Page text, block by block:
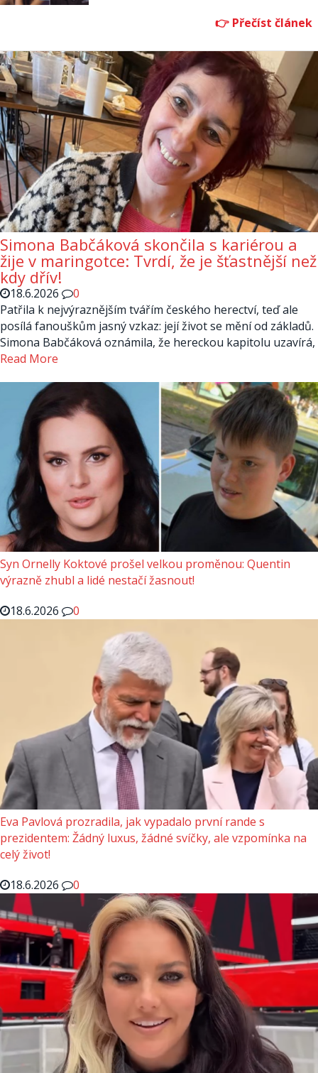
Simona Babčáková skončila s kariérou a
žije v maringotce: Tvrdí, že je šťastnější než
kdy dřív!
18.6.2026
0
Patřila k nejvýraznějším tvářím českého herectví, teď ale
posílá fanouškům jasný vzkaz: její život se mění od základů.
Simona Babčáková oznámila, že hereckou kapitolu uzavírá,
Read More
Syn Ornelly Koktové prošel velkou proměnou: Quentin
výrazně zhubl a lidé nestačí žasnout!
18.6.2026
0
Eva Pavlová prozradila, jak vypadalo první rande s
prezidentem: Žádný luxus, žádné svíčky, ale vzpomínka na
celý život!
18.6.2026
0